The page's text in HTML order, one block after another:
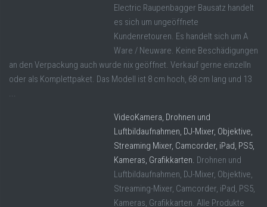
Electric Raupenbagger Bausatz handelt
es sich um ungeöffnete
Kundenretouren. Es handelt sich um A
Ware / Neuware. Keine Beschädigungen
an den Verpackung auch wurde nix geöffnet. Verkauf gerne einzelln
oder als Komplettpaket. Das Modell ist 8 cm hoch, 68 cm lang und 13
...
VideoKamera, Drohnen und
Luftbildaufnahmen, DJ-Mixer, Objektive,
Streaming Mixer, Camcorder, iPad, PS5,
Kameras, Grafikkarten. Drohnen und
Luftbildaufnahmen, DJ-Mixer, Objektive,
Streaming-Mixer, Camcorder, iPad, PS5,
Kameras, Grafikkarten. Alle Produkte